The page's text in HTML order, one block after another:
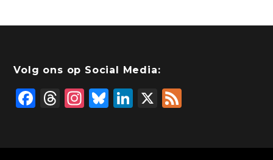
Volg ons op Social Media:
F
T
In Bl
Li X